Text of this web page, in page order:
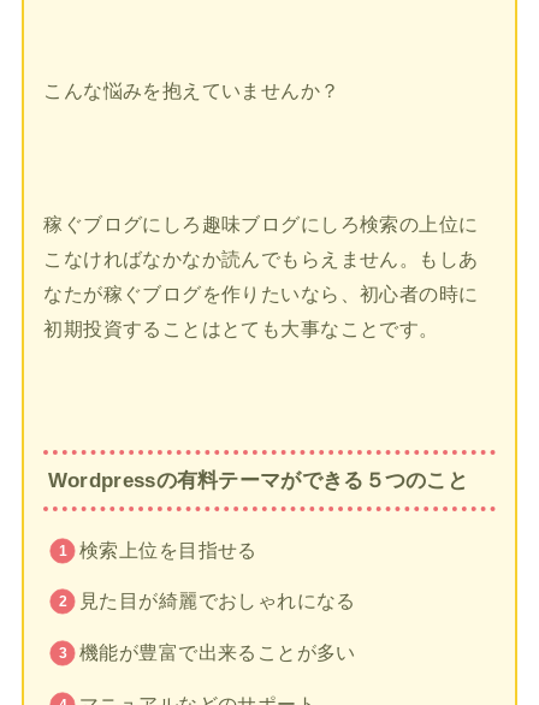
こんな悩みを抱えていませんか？
稼ぐブログにしろ趣味ブログにしろ検索の上位に
こなければなかなか読んでもらえません。もしあ
なたが稼ぐブログを作りたいなら、初心者の時に
初期投資することはとても大事なことです。
Wordpressの有料テーマができる５つのこと
検索上位を目指せる
見た目が綺麗でおしゃれになる
機能が豊富で出来ることが多い